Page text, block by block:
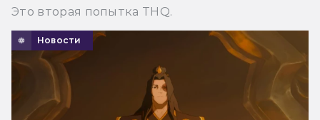
Это вторая попытка THQ.
Новости